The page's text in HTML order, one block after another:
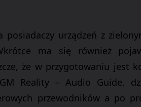
urządzeń z
ma się również
że w przygotowaniu jest
Reality– Audio Guide,
przewodników a po